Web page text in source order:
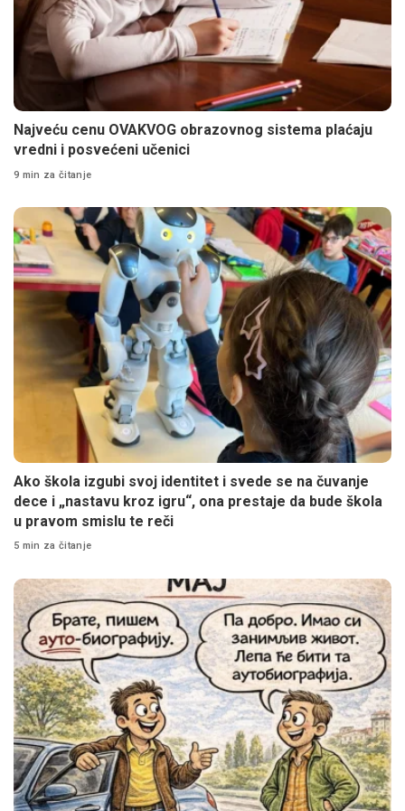
Najveću cenu OVAKVOG obrazovnog sistema plaćaju
vredni i posvećeni učenici
9 min za čitanje
Ako škola izgubi svoj identitet i svede se na čuvanje
dece i „nastavu kroz igru“, ona prestaje da bude škola
u pravom smislu te reči
5 min za čitanje